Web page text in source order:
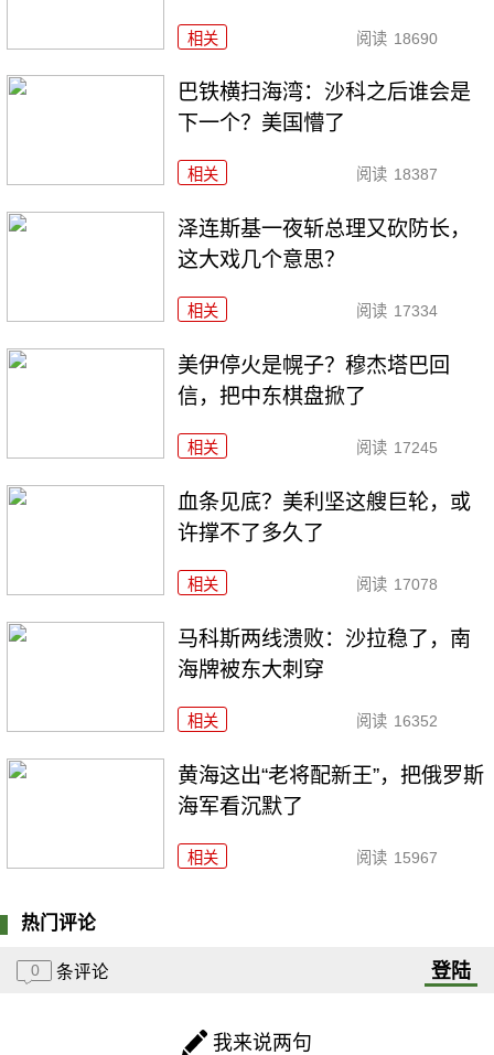
相关 阅读 18690
巴铁横扫海湾：沙科之后谁会是
下一个？美国懵了
相关 阅读 18387
泽连斯基一夜斩总理又砍防长，
这大戏几个意思？
相关 阅读 17334
美伊停火是幌子？穆杰塔巴回
信，把中东棋盘掀了
相关 阅读 17245
血条见底？美利坚这艘巨轮，或
许撑不了多久了
相关 阅读 17078
马科斯两线溃败：沙拉稳了，南
海牌被东大刺穿
相关 阅读 16352
黄海这出“老将配新王”，把俄罗斯
海军看沉默了
相关 阅读 15967
热门评论
0 条评论 登陆
我来说两句